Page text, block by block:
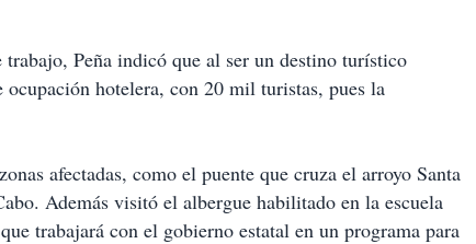
Peña indicó que al ser un destino turístico
hotelera, con 20 mil turistas, pues la
afectadas, como el puente que cruza el arroyo Santa
Además visitó el albergue habilitado en la escuela
trabajará con el gobierno estatal en un programa para